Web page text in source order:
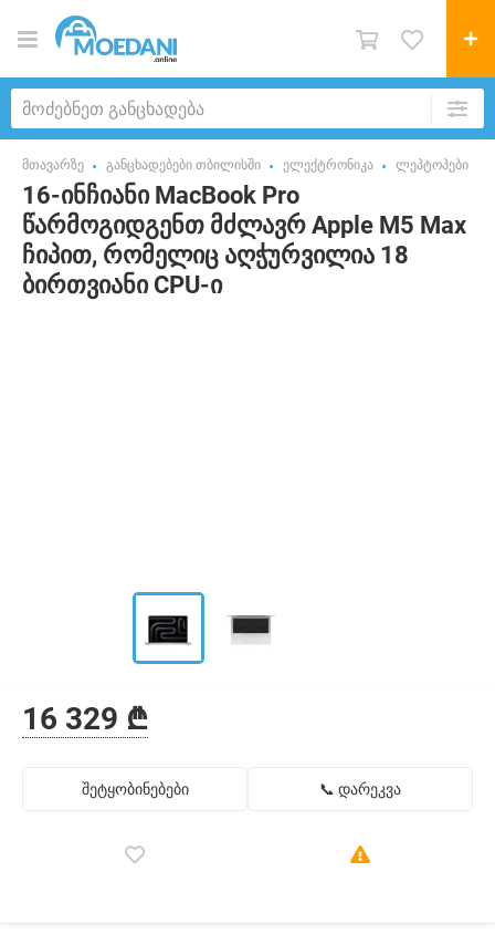
მთავარზე განცხადებები თბილისში ელექტრონიკა ლეპტოპები
16-ინჩიანი MacBook Pro
წარმოგიდგენთ მძლავრ Apple M5 Max
ჩიპით, რომელიც აღჭურვილია 18
ბირთვიანი CPU-ი
16 329 ₾
შეტყობინებები 📞 დარეკვა